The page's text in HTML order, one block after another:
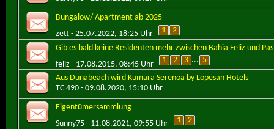
Bungalow/ Apartment ab 2025
zett - 25.07.2022, 18:25 Uhr 1
2
Gib es bald keine Residenten mehr zwischen Bahia Feliz und
feliz - 17.08.2015, 08:45 Uhr 1 2 3 ... 5
Aus Dunabeach wird Kumara Serenoa by Lopesan Hotels
TC 490 - 09.08.2020, 15:10 Uhr
Eigentümersammlung
Sunny75 - 11.08.2021, 09:55 Uhr 1
2